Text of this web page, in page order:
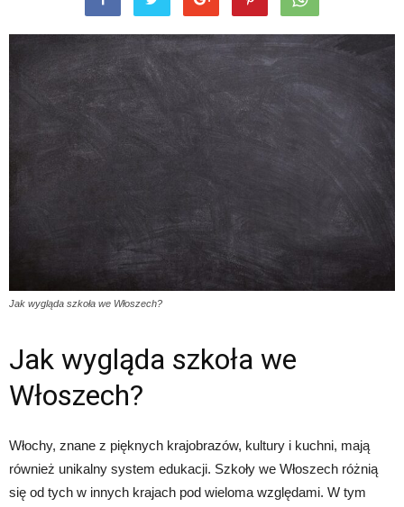
Jak wygląda szkoła we Włoszech?
Jak wygląda szkoła we
Włoszech?
Włochy, znane z pięknych krajobrazów, kultury i kuchni, mają
również unikalny system edukacji. Szkoły we Włoszech różnią
się od tych w innych krajach pod wieloma względami. W tym